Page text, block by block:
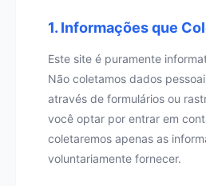
1. Informações que
Este site é puramente
Não coletamos dados
através de formulários ou
você optar por entrar em
coletaremos apenas as
voluntariamente fornecer.